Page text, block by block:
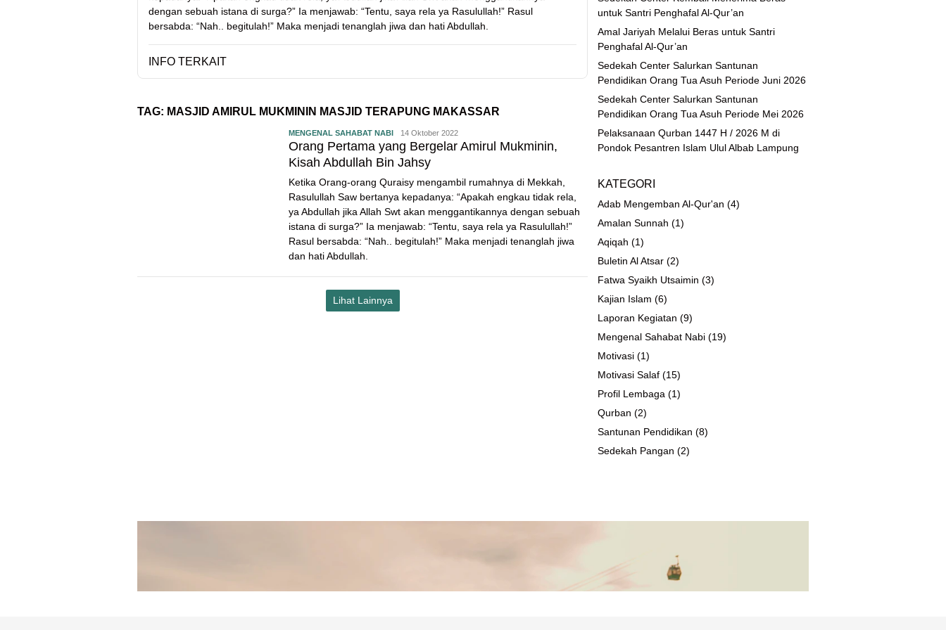
dengan sebuah istana di surga?” Ia menjawab: “Tentu, saya rela ya Rasulullah!” Rasul
bersabda: “Nah.. begitulah!” Maka menjadi tenanglah jiwa dan hati Abdullah.
INFO TERKAIT
TAG: MASJID AMIRUL MUKMININ MASJID TERAPUNG MAKASSAR
MENGENAL SAHABAT NABI 14 Oktober 2022
Orang Pertama yang Bergelar Amirul Mukminin,
Kisah Abdullah Bin Jahsy
Ketika Orang-orang Quraisy mengambil rumahnya di Mekkah,
Rasulullah Saw bertanya kepadanya: “Apakah engkau tidak rela,
ya Abdullah jika Allah Swt akan menggantikannya dengan sebuah
istana di surga?” Ia menjawab: “Tentu, saya rela ya Rasulullah!”
Rasul bersabda: “Nah.. begitulah!” Maka menjadi tenanglah jiwa
dan hati Abdullah.
Lihat Lainnya
untuk Santri Penghafal Al-Qur’an
Amal Jariyah Melalui Beras untuk Santri
Penghafal Al-Qur’an
Sedekah Center Salurkan Santunan
Pendidikan Orang Tua Asuh Periode Juni 2026
Sedekah Center Salurkan Santunan
Pendidikan Orang Tua Asuh Periode Mei 2026
Pelaksanaan Qurban 1447 H / 2026 M di
Pondok Pesantren Islam Ulul Albab Lampung
KATEGORI
Adab Mengemban Al-Qur'an (4)
Amalan Sunnah (1)
Aqiqah (1)
Buletin Al Atsar (2)
Fatwa Syaikh Utsaimin (3)
Kajian Islam (6)
Laporan Kegiatan (9)
Mengenal Sahabat Nabi (19)
Motivasi (1)
Motivasi Salaf (15)
Profil Lembaga (1)
Qurban (2)
Santunan Pendidikan (8)
Sedekah Pangan (2)